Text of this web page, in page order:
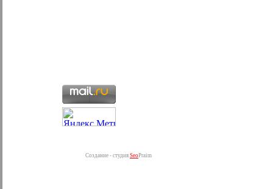
Создание - студия SeoPraim